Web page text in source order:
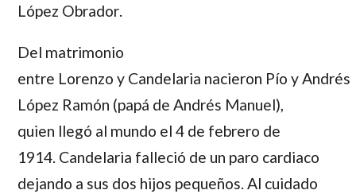
López Obrador.
Del matrimonio
entre Lorenzoy Candelaria nacieron Pío yAndrés
López Ramón (papá deAndrés Manuel),
quien llegó al mundo el 4 de febrero de
1914. Candelaria falleció de un paro cardiaco
dejando a sus dos hijos pequeños. Al cuidado